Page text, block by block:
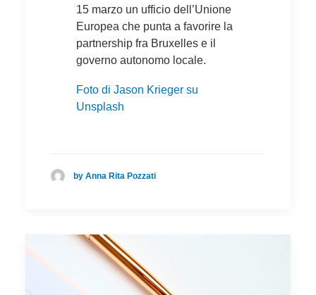
15 marzo un ufficio dell’Unione
Europea che punta a favorire la
partnership fra Bruxelles e il
governo autonomo locale.
Foto di Jason Krieger su
Unsplash
by Anna Rita Pozzati